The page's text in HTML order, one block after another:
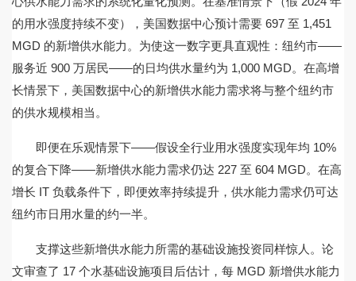
的用水强度持续不变），美国数据中心预计需要 697 至 1,451
MGD 的新增供水能力。为使这一数字更具直观性：纽约市——
服务近 900 万居民——的日均供水量约为 1,000 MGD。在高增
长情景下，美国数据中心的新增供水能力需求将与整个纽约市
的供水规模相当。
即便在乐观情景下——假设全行业用水强度实现年均 10%
的复合下降——新增供水能力需求仍达 227 至 604 MGD。在高
增长 IT 负载条件下，即便效率持续提升，供水能力需求仍可达
纽约市日用水量的约一半。
支撑这些新增供水能力所需的基础设施投资同样惊人。论
文审查了 17 个水基础设施项目后估计，每 MGD 新增供水能力